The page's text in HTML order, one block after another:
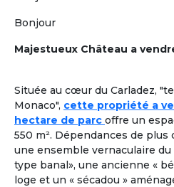
Bonjour
Majestueux Château a
Située au cœur du Carladez,
Monaco", cette propriété a
hectare de parc offre un
550 m². Dépendances de
une ensemble vernaculaire du
type banal», une ancienne «
loge et un « sécadou »
Formules adaptées
1 Location dans une
taille humaine oucolocation
retraite paisible, en adoptant
ou chaque retraité a son rôle
seniors n’y sont pas «
chez eux !